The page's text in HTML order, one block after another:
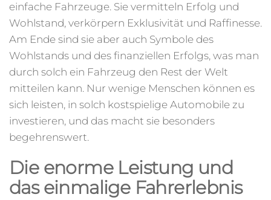
einfache Fahrzeuge. Sie vermitteln Erfolg und
Wohlstand, verkörpern Exklusivität und Raffinesse.
Am Ende sind sie aber auch Symbole des
Wohlstands und des finanziellen Erfolgs, was man
durch solch ein Fahrzeug den Rest der Welt
mitteilen kann. Nur wenige Menschen können es
sich leisten, in solch kostspielige Automobile zu
investieren, und das macht sie besonders
begehrenswert.
Die enorme Leistung und
das einmalige Fahrerlebnis